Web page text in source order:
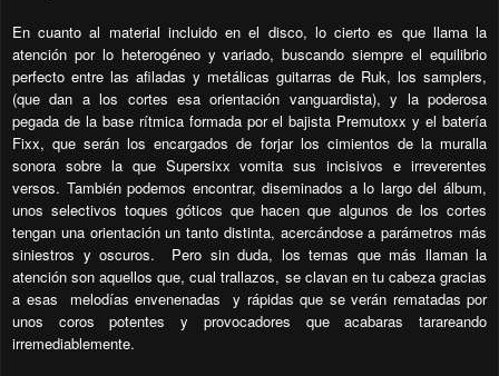
En cuanto al material incluido en el disco, lo cierto es que llama la
atención por lo heterogéneo y variado, buscando siempre el equilibrio
perfecto entre las afiladas y metálicas guitarras de Ruk, los samplers,
(que dan a los cortes esa orientación vanguardista), y la poderosa
pegada de la base rítmica formada por el bajista Premutoxx y el batería
Fixx, que serán los encargados de forjar los cimientos de la muralla
sonora sobre la que Supersixx vomita sus incisivos e irreverentes
versos. También podemos encontrar, diseminados a lo largo del álbum,
unos selectivos toques góticos que hacen que algunos de los cortes
tengan una orientación un tanto distinta, acercándose a parámetros más
siniestros y oscuros. Pero sin duda, los temas que más llaman la
atención son aquellos que, cual trallazos, se clavan en tu cabeza gracias
a esas melodías envenenadas y rápidas que se verán rematadas por
unos coros potentes y provocadores que acabaras tarareando
irremediablemente.